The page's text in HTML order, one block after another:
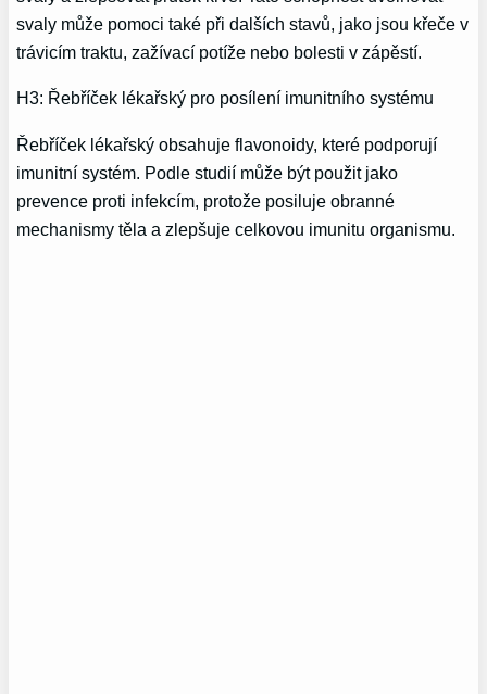
svaly může pomoci také při dalších stavů, jako jsou křeče v
trávicím traktu, zažívací potíže nebo bolesti v zápěstí.
H3: Řebříček lékařský pro posílení imunitního systému
Řebříček lékařský obsahuje flavonoidy, které podporují
imunitní systém. Podle studií může být použit jako
prevence proti infekcím, protože posiluje obranné
mechanismy těla a zlepšuje celkovou imunitu organismu.